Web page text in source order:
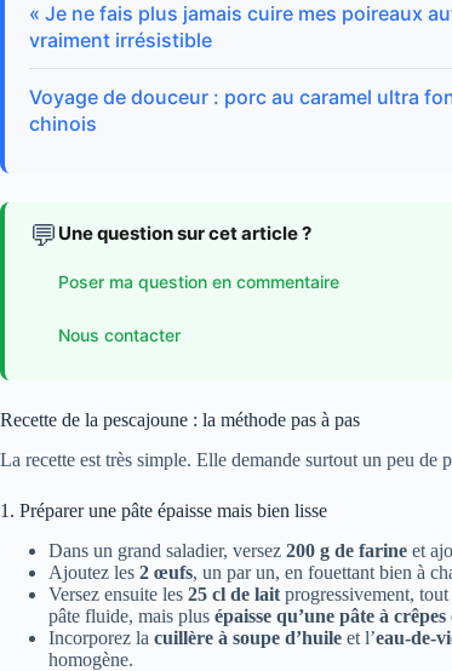
« Je ne fais plus jamais cuire mes poireaux
vraiment irrésistible
Voyage de douceur : porc au caramel ultra
chinois
💬 Une question sur cet article ?
Poser ma question en commentaire
Nous contacter
Recette de la pescajoune : la méthode pas à pas
La recette est très simple. Elle demande surtout un peu
1. Préparer une pâte épaisse mais bien lisse
Dans un grand saladier, versez 200 g de farine et
Ajoutez les 2 œufs, un par un, en fouettant bien à
Versez ensuite les 25 cl de lait progressivement,
pâte fluide, mais plus épaisse qu’une pâte à crêpes
Incorporez la cuillère à soupe d’huile et l’eau-de-
homogène.